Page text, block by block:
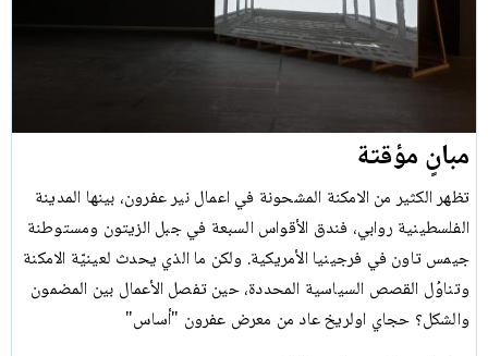
مبانٍ مؤقتة
تظهر الكثير من الامكنة المشحونة في اعمال نير عفرون، بينها المدينة
الفلسطينية روابي، فندق الأقواس السبعة في جبل الزيتون ومستوطنة
جيمس تاون في فرجينيا الأمريكية. ولكن ما الذي يحدث لعينيّة الامكنة
وتناوُل القصص السياسية المحددة، حين تفصل الأعمال بين المضمون
والشكل؟ حجاي اولريخ عاد من معرض عفرون "أساس"